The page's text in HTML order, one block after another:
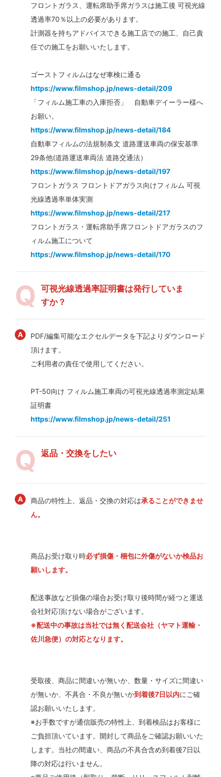
フロントガラス、運転席助手席ガラスは施工後 可視光線
透過率70％以上の必要があります。
計測器を持ちアドバイスできる施工店での施工、自己責
任での施工をお願いいたします。
ゴーストフィルムはなぜ車検に通る
https://www.filmshop.jp/news-detail/209
「フィルム施工車の入庫拒否」 自動車デイーラー様へ
お願い。
https://www.filmshop.jp/news-detail/184
自動車フィルムの法規制条文 道路運送車両の保安基準
29条他(道路運送車両法 道路交通法）
https://www.filmshop.jp/news-detail/197
フロントガラス フロントドアガラス向けフィルム 可視
光線透過率単体実測
https://www.filmshop.jp/news-detail/217
フロントガラス・運転席助手席フロントドアガラスのフ
ィルム施工について
https://www.filmshop.jp/news-detail/170
可視光線透過率証明書は発行していま
すか？
PDF/編集可能なエクセルデータを下記よりダウンロード
頂けます。
ご利用者の責任で使用してください。
PT-50向け フィルム施工車両の可視光線透過率測定結果
証明書
https://www.filmshop.jp/news-detail/251
返品・交換をしたい
商品の特性上、返品・交換の対応は承ることができませ
ん。
商品お受け取り時必ず損傷・梱包に外傷がないか検品お
願いします。
配送事故など損傷の場合お受け取り後時間が経つと運送
会社対応頂けない場合がございます。
※配送中の事故は当社では無く配送会社（ヤマト運輸・
佐川急便）の対応となります。
受取後、商品に間違いが無いか、数量・サイズに間違い
が無いか、不具合・不良が無いか到着後7日以内にご確
認お願いいたします。
※お手数ですが通信販売の特性上、到着検品はお客様に
ご負担頂いています。開封して商品をご確認お願いいた
します。当社の間違い、商品の不具合含め到着後7日以
降の対応は行いません。